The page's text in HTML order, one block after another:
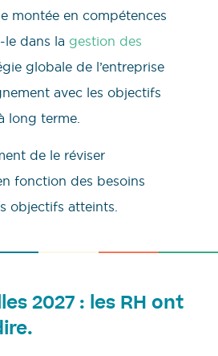
montée en compétences
dans la gestion des
globale de l’entreprise
avec les objectifs
long terme.
de le réviser
fonction des besoins
objectifs atteints.
2027 : les RH ont